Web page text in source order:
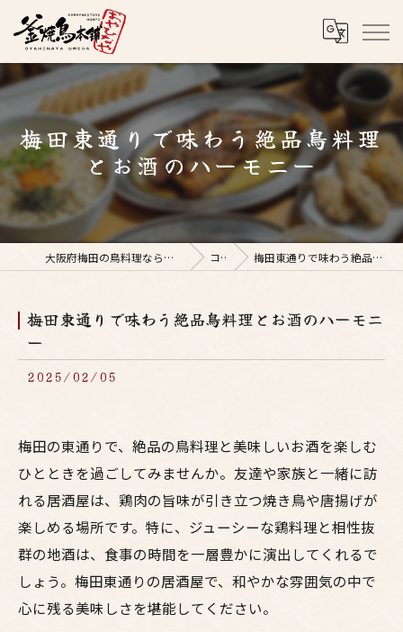
梅田東通りで味わう絶品鳥料理
とお酒のハーモニー
大阪府梅田の鳥料理なら釜焼鳥本舗おやひなや 梅田店 コラム 梅田東通りで味わう絶品鳥料理とお酒のハーモニー
梅田東通りで味わう絶品鳥料理とお酒のハーモニ
ー
2025/02/05
梅田の東通りで、絶品の鳥料理と美味しいお酒を楽しむ
ひとときを過ごしてみませんか。友達や家族と一緒に訪
れる居酒屋は、鶏肉の旨味が引き立つ焼き鳥や唐揚げが
楽しめる場所です。特に、ジューシーな鶏料理と相性抜
群の地酒は、食事の時間を一層豊かに演出してくれるで
しょう。梅田東通りの居酒屋で、和やかな雰囲気の中で
心に残る美味しさを堪能してください。